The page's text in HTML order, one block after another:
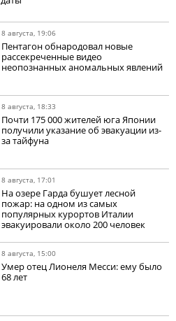
8 августа, 19:06
Пентагон обнародовал новые
рассекреченные видео
неопознанных аномальных явлений
8 августа, 18:33
Почти 175 000 жителей юга Японии
получили указание об эвакуации из-
за тайфуна
8 августа, 17:01
На озере Гарда бушует лесной
пожар: на одном из самых
популярных курортов Италии
эвакуировали около 200 человек
8 августа, 15:00
Умер отец Лионеля Месси: ему было
68 лет